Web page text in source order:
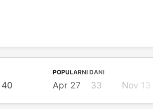
40
POPULARNI DANI
Apr 27 33 Nov 13